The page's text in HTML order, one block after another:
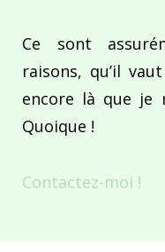
Ce sont
raisons, qu’il
encore là que je
Quoique !
Contactez-moi !